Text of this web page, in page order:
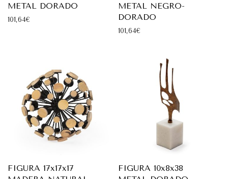
METAL DORADO
101,64€
METAL NEGRO-
DORADO
101,64€
FIGURA 17x17x17
FIGURA 10x8x38